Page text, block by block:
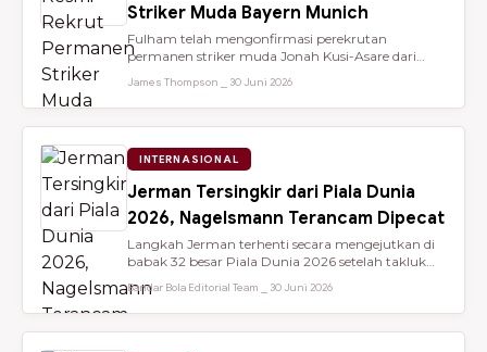
Striker Muda Bayern Munich
Fulham telah mengonfirmasi perekrutan
permanen striker muda Jonah Kusi-Asare dari
James Thompson ⎯ 30 Juni 2026
INTERNASIONAL
Jerman Tersingkir dari Piala Dunia
2026, Nagelsmann Terancam Dipecat
Langkah Jerman terhenti secara mengejutkan di
babak 32 besar Piala Dunia 2026 setelah takluk
Bandar Bola Editorial Team ⎯ 30 Juni 2026